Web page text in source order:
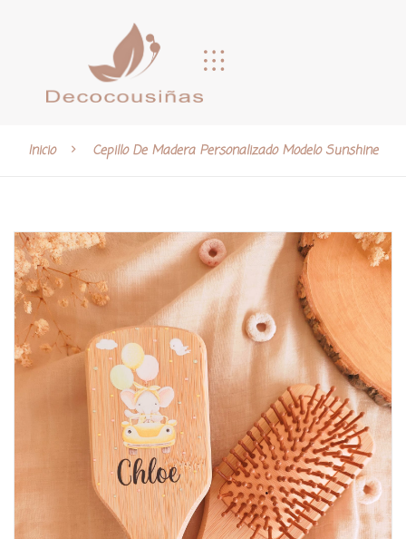
Inicio Cepillo De Madera Personalizado Modelo Sunshine